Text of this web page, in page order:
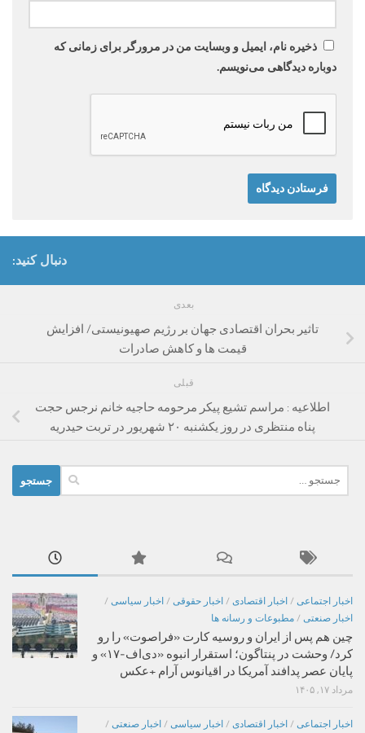
ذخیره نام، ایمیل و وبسایت من در مرورگر برای زمانی که
دوباره دیدگاهی می‌نویسم.
دنبال کنید:
بعدی
تاثیر بحران اقتصادی جهان بر رژیم صهیونیستی/ افزایش
قیمت ها و کاهش صادرات
قبلی
اطلاعیه : مراسم تشیع پیکر مرحومه حاجیه خانم نرجس حجت
پناه منتظری در روز یکشنبه ۲۰ شهریور در تربت حیدریه
برای:
اخبار اجتماعی / اخبار اقتصادی / اخبار حقوقی / اخبار سیاسی /
اخبار صنعتی / مطبوعات و رسانه ها
چین هم پس از ایران و روسیه کارت «فراصوت» را رو
کرد/ وحشت در پنتاگون؛ استقرار انبوه «دی‌اف‑۱۷» و
پایان عصر پدافند آمریکا در اقیانوس آرام +عکس
مرداد ۱۷, ۱۴۰۵
اخبار اجتماعی / اخبار اقتصادی / اخبار سیاسی / اخبار صنعتی /